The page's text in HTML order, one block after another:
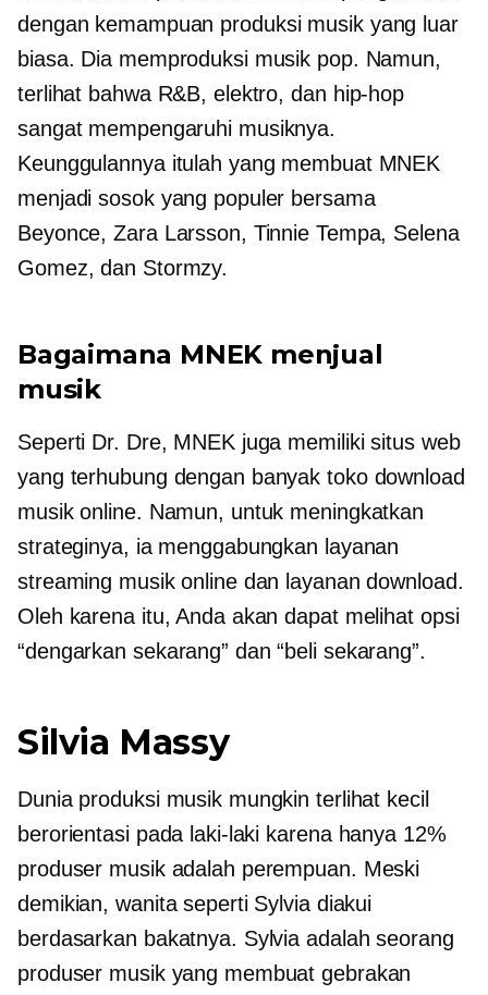
dengan kemampuan produksi musik yang luar
biasa. Dia memproduksi musik pop. Namun,
terlihat bahwa R&B, elektro, dan hip-hop
sangat mempengaruhi musiknya.
Keunggulannya itulah yang membuat MNEK
menjadi sosok yang populer bersama
Beyonce, Zara Larsson, Tinnie Tempa, Selena
Gomez, dan Stormzy.
Bagaimana MNEK menjual
musik
Seperti Dr. Dre, MNEK juga memiliki situs web
yang terhubung dengan banyak toko download
musik online. Namun, untuk meningkatkan
strateginya, ia menggabungkan layanan
streaming musik online dan layanan download.
Oleh karena itu, Anda akan dapat melihat opsi
“dengarkan sekarang” dan “beli sekarang”.
Silvia Massy
Dunia produksi musik mungkin terlihat kecil
berorientasi pada laki-laki karena hanya 12%
produser musik adalah perempuan. Meski
demikian, wanita seperti Sylvia diakui
berdasarkan bakatnya. Sylvia adalah seorang
produser musik yang membuat gebrakan